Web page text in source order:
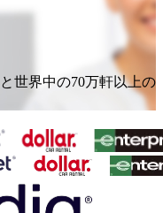
世界中の70万軒以上の